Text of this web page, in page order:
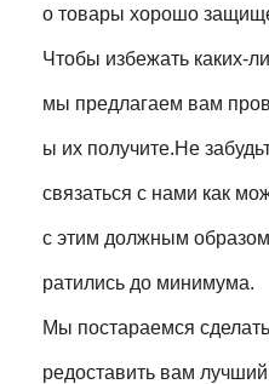
о товары хорошо
Чтобы избежать каких-
мы предлагаем вам
ы их получите.Не
связаться с нами как
с этим должным
ратились до минимума.
Мы постараемся
редоставить вам